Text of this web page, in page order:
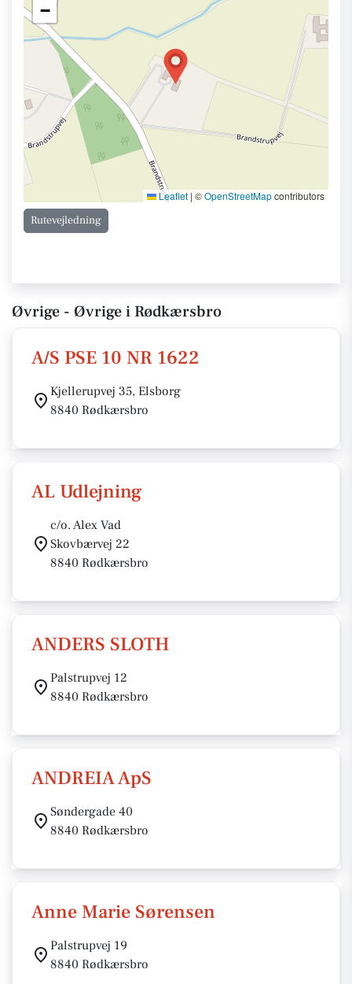
−
Leaflet | ©OpenStreetMapcontributors
Rutevejledning
Øvrige - Øvrige i Rødkærsbro
A/S PSE 10 NR 1622
Kjellerupvej 35, Elsborg
8840 Rødkærsbro
AL Udlejning
c/o. Alex Vad
Skovbærvej 22
8840 Rødkærsbro
ANDERS SLOTH
Palstrupvej 12
8840 Rødkærsbro
ANDREIA ApS
Søndergade 40
8840 Rødkærsbro
Anne Marie Sørensen
Palstrupvej 19
8840 Rødkærsbro